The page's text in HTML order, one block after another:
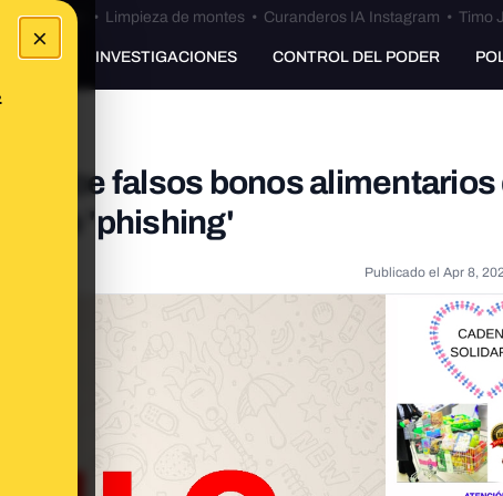
×
Bulos Ceuta • Limpieza de montes• Curanderos IA Instagram • Timo
INVESTIGACIONES CONTROL DEL PODER
ofrece falsos bonos alimentarios
de 'phishing'
Publicado el Apr 8,